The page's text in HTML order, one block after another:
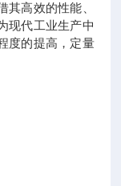
其高效的性能、
现代工业生产中
度的提高，定量